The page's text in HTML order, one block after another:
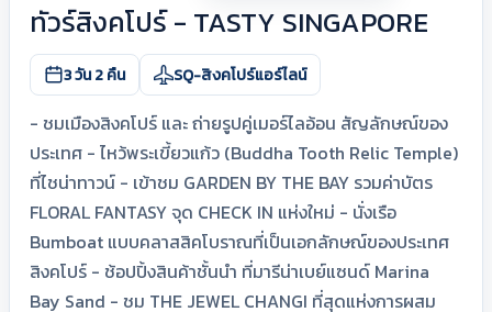
ทัวร์สิงคโปร์ - TASTY SINGAPORE
3 วัน 2 คืน SQ-สิงคโปร์แอร์ไลน์
- ชมเมืองสิงคโปร์ และ ถ่ายรูปคู่เมอร์ไลอ้อน สัญลักษณ์ของ
ประเทศ - ไหว้พระเขี้ยวแก้ว (Buddha Tooth Relic Temple)
ที่ไชน่าทาวน์ - เข้าชม GARDEN BY THE BAY รวมค่าบัตร
FLORAL FANTASY จุด CHECK IN แห่งใหม่ - นั่งเรือ
Bumboat แบบคลาสสิคโบราณที่เป็นเอกลักษณ์ของประเทศ
สิงคโปร์ - ช้อปปิ้งสินค้าชั้นนำ ที่มารีน่าเบย์แซนด์ Marina
Bay Sand - ชม THE JEWEL CHANGI ที่สุดแห่งการผสม